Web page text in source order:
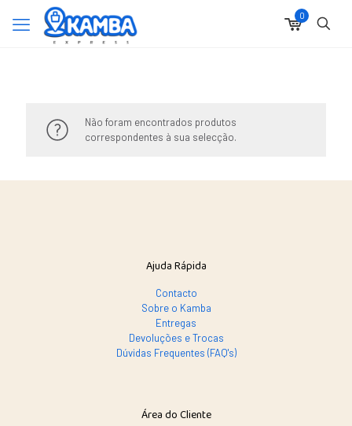
0
Não foram encontrados produtos
correspondentes à sua selecção.
Ajuda Rápida
Contacto
Sobre o Kamba
Entregas
Devoluções e Trocas
Dúvidas Frequentes (FAQ's)
Área do Cliente